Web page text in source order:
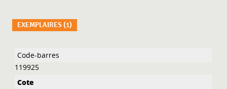
EXEMPLAIRES (1)
Liste des exemplaires
119925